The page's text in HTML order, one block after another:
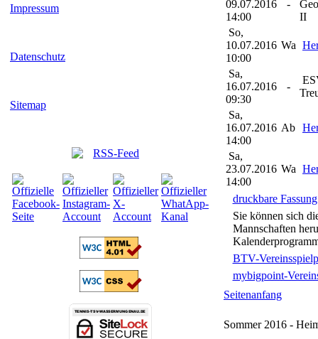
Impressum
Datenschutz
Sitemap
09.07.2016
14:00
-
II
So,
10.07.2016
10:00
Wa
Sa,
16.07.2016
09:30
-
Sa,
16.07.2016
14:00
Ab
Sa,
23.07.2016
14:00
Wa
druckbare
Sie können sich
Mannschaften
BTV-
mybigpoint-
Seitenanfang
Sommer 2016 -